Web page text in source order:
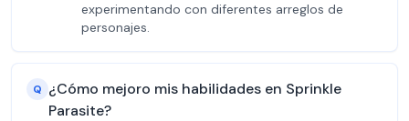
experimentando con diferentes arreglos de
personajes.
Q ¿Cómo mejoro mis habilidades en Sprinkle
Parasite?